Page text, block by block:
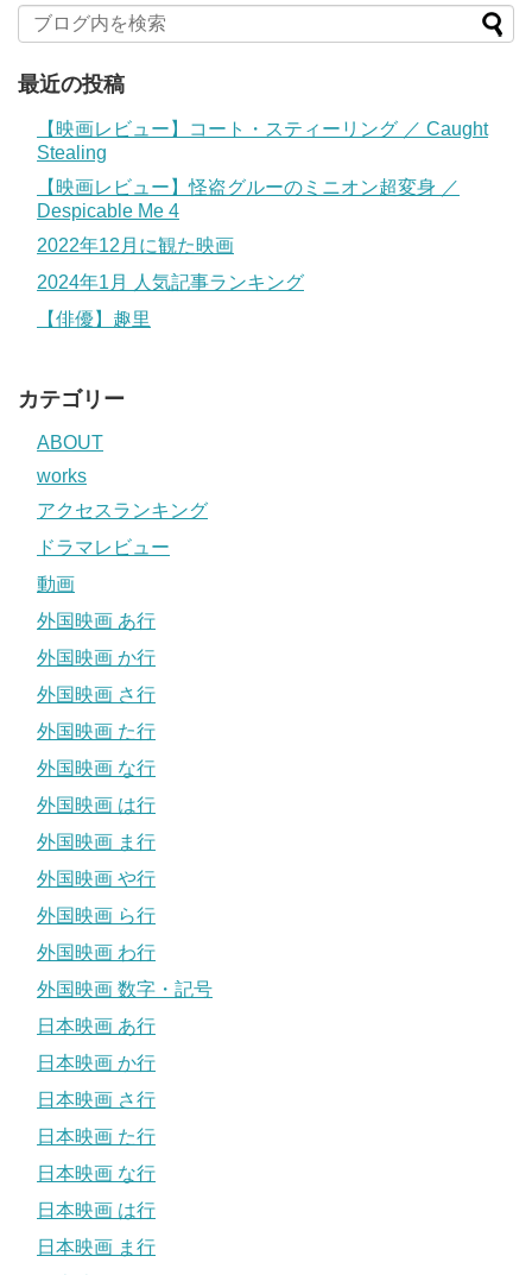
最近の投稿
【映画レビュー】コート・スティーリング ／ Caught
Stealing
【映画レビュー】怪盗グルーのミニオン超変身 ／
Despicable Me 4
2022年12月に観た映画
2024年1月 人気記事ランキング
【俳優】趣里
カテゴリー
ABOUT
works
アクセスランキング
ドラマレビュー
動画
外国映画 あ行
外国映画 か行
外国映画 さ行
外国映画 た行
外国映画 な行
外国映画 は行
外国映画 ま行
外国映画 や行
外国映画 ら行
外国映画 わ行
外国映画 数字・記号
日本映画 あ行
日本映画 か行
日本映画 さ行
日本映画 た行
日本映画 な行
日本映画 は行
日本映画 ま行